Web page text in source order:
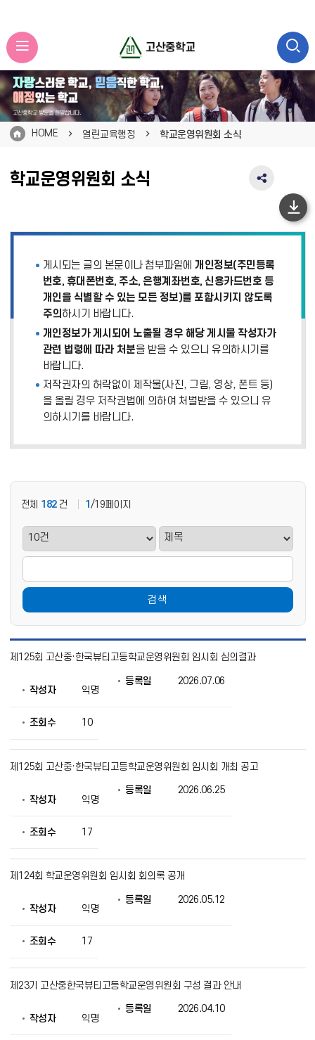
HOME 열린교육행정 학교운영위원회 소식
학교운영위원회 소식
SNS
역
치
기
게시되는 글의 본문이나 첨부파일에 개인정보(주민등록
번호, 휴대폰번호, 주소, 은행계좌번호, 신용카드번호 등
개인을 식별할 수 있는 모든 정보)를 포함시키지 않도록
주의 하시기 바랍니다.
개인정보가 게시되어 노출될 경우 해당 게시물 작성자가
관련 법령에 따라 처분을 받을 수 있으니 유의하시기를
바랍니다.
저작권자의 허락없이 제작물(사진, 그림, 영상, 폰트 등)
을 올릴 경우 저작권법에 의하여 처벌받을 수 있으니 유
의하시기를 바랍니다.
전체 182 건 1 /19페이지
검색
교
식
목
록
작
성
보
제125회 고산중·한국뷰티고등학교운영위원회 임시회 심의결과
작성자 익명
등록일 2026.07.06
조회수 10
제125회 고산중·한국뷰티고등학교운영위원회 임시회 개최 공고
작성자 익명
등록일 2026.06.25
조회수 17
제124회 학교운영위원회 임시회 회의록 공개
작성자 익명
등록일 2026.05.12
조회수 17
제23기 고산중한국뷰티고등학교운영위원회 구성 결과 안내
작성자 익명
등록일 2026.04.10
하
단